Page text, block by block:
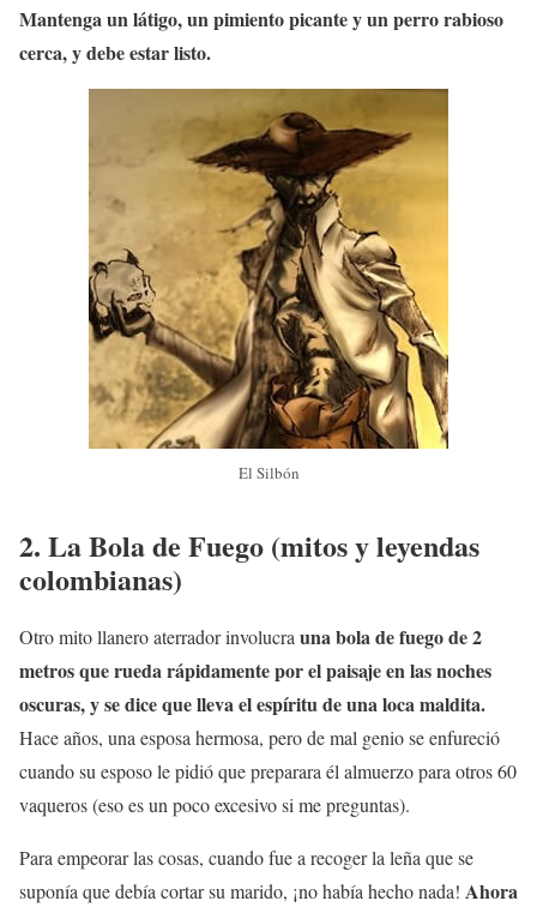
Mantenga un látigo, un pimiento picante y un perro rabioso
cerca, y debe estar listo.
El Silbón
2. La Bola de Fuego (mitos y leyendas
colombianas)
Otro mito llanero aterrador involucrauna bola de fuego de 2
metros que rueda rápidamente por el paisaje en las noches
oscuras, y se dice que lleva el espíritu de una loca maldita.
Hace años, una esposa hermosa, pero de mal genio se enfureció
cuando su esposo le pidió que preparara él almuerzo para otros 60
vaqueros (eso es un poco excesivo si me preguntas).
Para empeorar las cosas, cuando fue a recoger la leña que se
suponía que debía cortar su marido, ¡no había hecho nada! Ahora